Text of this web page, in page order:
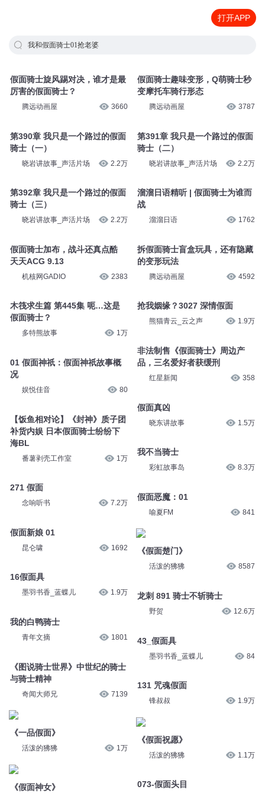
打开APP
我和假面骑士01抢老婆
假面骑士旋风踢对决，谁才是最
厉害的假面骑士？
腾远动画屋 3660
第390章 我只是一个路过的假面
骑士（一）
晓岩讲故事_声活片场 2.2万
第392章 我只是一个路过的假面
骑士（三）
晓岩讲故事_声活片场 2.2万
假面骑士加布，战斗还真点酷
天天ACG 9.13
机核网GADIO 2383
木筏求生篇 第445集 呃…这是
假面骑士？
多特熊故事 1万
01 假面神祇：假面神祇故事概
况
娱悦佳音 80
【饭鱼相对论】《封神》质子团
补货内娱 日本假面骑士纷纷下
海BL
番薯剥壳工作室 1万
271 假面
念响听书 7.2万
假面新娘 01
昆仑啸 1692
16假面具
墨羽书香_蓝蝶儿 1.9万
我的白鸭骑士
青年文摘 1801
《图说骑士世界》中世纪的骑士
与骑士精神
奇闻大师兄 7139
《一品假面》
活泼的狒狒 1万
《假面神女》
假面骑士趣味变形，Q萌骑士秒
变摩托车骑行形态
腾远动画屋 3787
第391章 我只是一个路过的假面
骑士（二）
晓岩讲故事_声活片场 2.2万
溜溜日语精听 | 假面骑士为谁而
战
溜溜日语 1762
拆假面骑士盲盒玩具，还有隐藏
的变形玩法
腾远动画屋 4592
抢我姻缘？3027 深情假面
熊猫青云_云之声 1.9万
非法制售《假面骑士》周边产
品，三名爱好者获缓刑
红星新闻 358
假面真凶
晓东讲故事 1.5万
我不当骑士
彩虹故事岛 8.3万
假面恶魔：01
喻夏FM 841
《假面楚门》
活泼的狒狒 8587
龙刺 891 骑士不斩骑士
野贺 12.6万
43_假面具
墨羽书香_蓝蝶儿 84
131 咒魂假面
锋叔叔 1.9万
《假面祝愿》
活泼的狒狒 1.1万
073-假面头目